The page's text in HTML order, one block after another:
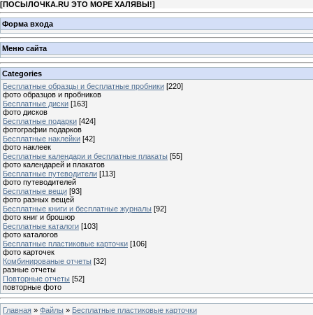
[ПОСЫЛОЧКА.RU ЭТО МОРЕ ХАЛЯВЫ!]
Форма входа
Меню сайта
Categories
Бесплатные образцы и бесплатные пробники [220]
фото образцов и пробников
Бесплатные диски [163]
фото дисков
Бесплатные подарки [424]
фотографии подарков
Бесплатные наклейки [42]
фото наклеек
Бесплатные календари и бесплатные плакаты [55]
фото календарей и плакатов
Бесплатные путеводители [113]
фото путеводителей
Бесплатные вещи [93]
фото разных вещей
Бесплатные книги и бесплатные журналы [92]
фото книг и брошюр
Бесплатные каталоги [103]
фото каталогов
Бесплатные пластиковые карточки [106]
фото карточек
Комбинированые отчеты [32]
разные отчеты
Повторные отчеты [52]
повторные фото
Главная » Файлы » Бесплатные пластиковые карточки